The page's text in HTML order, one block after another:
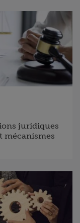
juridiques
mécanismes